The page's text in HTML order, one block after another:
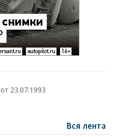
от 23.07.1993
Вся лента